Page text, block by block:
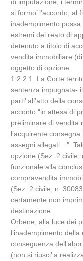
di imputazione, i
si formo’ l’accordo,
inadempimento possa
estremi del reato di
detenuto a titolo di
vendita immobiliare
oggetto di opzione.
1.2.2.1. La Corte
sentenza impugnata-
parti’ all’atto della
acconto “in attesa di
preliminare di vendita
l’acquirente
assegni allegati…”.
opzione (Sez. 2 civile,
funzionale alla
compravendita
(Sez. 2 civile, n.
certamente non
destinazione.
Orbene, alla luce dei
l’inadempimento
conseguenza
(non si riusci’ a